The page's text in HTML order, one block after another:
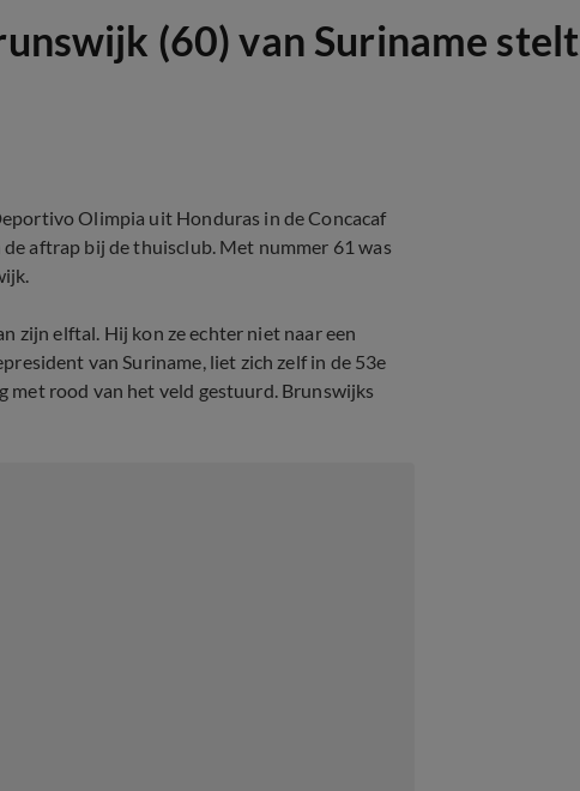
(60) van Suriname
Olimpia uit Honduras in de Concacaf
aftrap bij de thuisclub. Met nummer 61 was
zijn elftal. Hij kon ze echter niet naar een
van Suriname, liet zich zelf in de 53e
met rood van het veld gestuurd. Brunswijks